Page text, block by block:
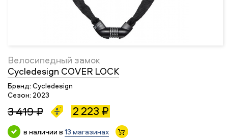
Велосипедный замок
Cycledesign COVER LOCK
Бренд: Cycledesign
Сезон: 2023
3 419 ₽ 2 223 ₽
в наличии в 13 магазинах